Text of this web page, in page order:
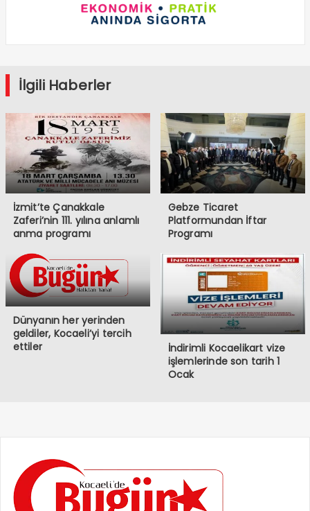
İlgili Haberler
İzmit’te Çanakkale
Zaferi’nin 111. yılına anlamlı
anma programı
Gebze Ticaret
Platformundan İftar
Programı
Dünyanın her yerinden
geldiler, Kocaeli’yi tercih
ettiler
İndirimli Kocaelikart vize
işlemlerinde son tarih 1
Ocak